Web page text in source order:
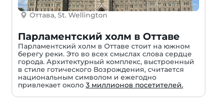
Оттава, St. Wellington
Парламентский холм в Оттаве
Парламентский холм в Оттаве стоит на южном
берегу реки. Это во всех смыслах слова сердце
города. Архитектурный комплекс, выстроенный
в стиле готического Возрождения, считается
национальным символом и ежегодно
привлекает около 3 миллионов посетителей.